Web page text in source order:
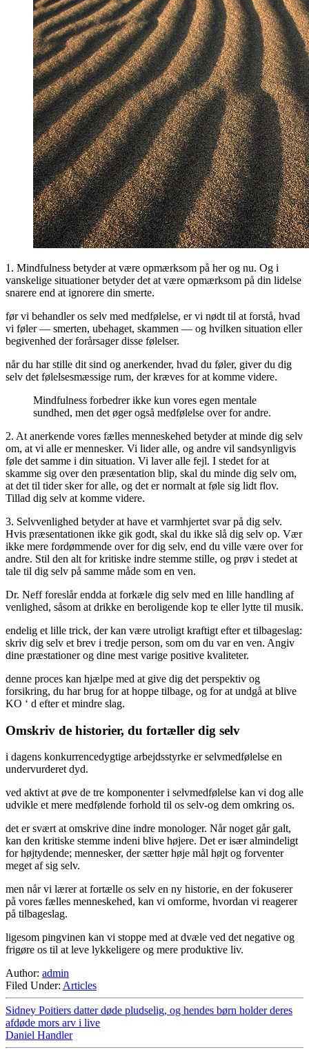
1. Mindfulness betyder at være opmærksom på her og nu. Og i
vanskelige situationer betyder det at være opmærksom på din lidelse
snarere end at ignorere din smerte.
før vi behandler os selv med medfølelse, er vi nødt til at forstå, hvad
vi føler — smerten, ubehaget, skammen — og hvilken situation eller
begivenhed der forårsager disse følelser.
når du har stille dit sind og anerkender, hvad du føler, giver du dig
selv det følelsesmæssige rum, der kræves for at komme videre.
Mindfulness forbedrer ikke kun vores egen mentale
sundhed, men det øger også medfølelse over for andre.
2. At anerkende vores fælles menneskehed betyder at minde dig selv
om, at vi alle er mennesker. Vi lider alle, og andre vil sandsynligvis
føle det samme i din situation. Vi laver alle fejl. I stedet for at
skamme sig over den præsentation blip, skal du minde dig selv om,
at det til tider sker for alle, og det er normalt at føle sig lidt flov.
Tillad dig selv at komme videre.
3. Selvvenlighed betyder at have et varmhjertet svar på dig selv.
Hvis præsentationen ikke gik godt, skal du ikke slå dig selv op. Vær
ikke mere fordømmende over for dig selv, end du ville være over for
andre. Stil den alt for kritiske indre stemme stille, og prøv i stedet at
tale til dig selv på samme måde som en ven.
Dr. Neff foreslår endda at forkæle dig selv med en lille handling af
venlighed, såsom at drikke en beroligende kop te eller lytte til musik.
endelig et lille trick, der kan være utroligt kraftigt efter et tilbageslag:
skriv dig selv et brev i tredje person, som om du var en ven. Angiv
dine præstationer og dine mest varige positive kvaliteter.
denne proces kan hjælpe med at give dig det perspektiv og
forsikring, du har brug for at hoppe tilbage, og for at undgå at blive
KO ‘ d efter et mindre slag.
Omskriv de historier, du fortæller dig selv
i dagens konkurrencedygtige arbejdsstyrke er selvmedfølelse en
undervurderet dyd.
ved aktivt at øve de tre komponenter i selvmedfølelse kan vi dog alle
udvikle et mere medfølende forhold til os selv-og dem omkring os.
det er svært at omskrive dine indre monologer. Når noget går galt,
kan den kritiske stemme indeni blive højere. Det er især almindeligt
for højtydende; mennesker, der sætter høje mål højt og forventer
meget af sig selv.
men når vi lærer at fortælle os selv en ny historie, en der fokuserer
på vores fælles menneskehed, kan vi omforme, hvordan vi reagerer
på tilbageslag.
ligesom pingvinen kan vi stoppe med at dvæle ved det negative og
frigøre os til at leve lykkeligere og mere produktive liv.
Author: admin
Filed Under: Articles
Sidney Poitiers datter døde pludselig, og hendes børn holder deres
afdøde mors arv i live
Daniel Handler